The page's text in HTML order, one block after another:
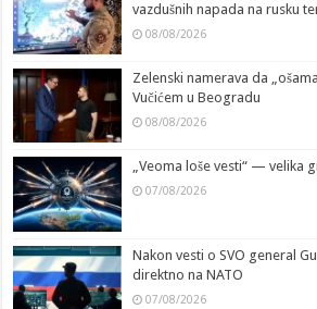
vazdušnih napada na rusku
08/08/2026
Zelenski namerava da
Vučićem u Beogradu
08/08/2026
„Veoma loše vesti“ — velika
07/08/2026
Nakon vesti o SVO general
direktno na NATO
07/08/2026